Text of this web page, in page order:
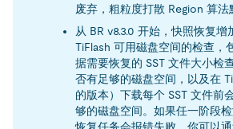
废弃，粗粒度打散 Region 算法
从 BR v8.3.0 开始，快照恢复增
TiFlash 可用磁盘空间的检查，
据需要恢复的 SST 文件大小检
否有足够的磁盘空间，以及在
的版本）下载每个 SST 文件前
够的磁盘空间。如果任一阶段